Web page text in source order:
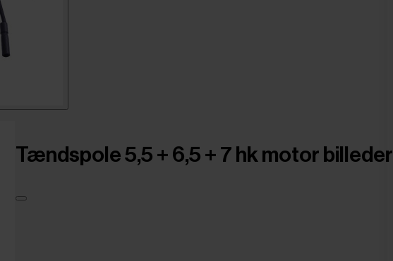
Tændspole 5,5 + 6,5 + 7 hk motor billeder